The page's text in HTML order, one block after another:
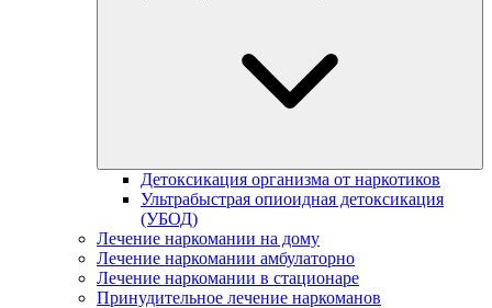
Детоксикация организма от наркотиков
Ультрабыстрая опиоидная детоксикация
(УБОД)
Лечение наркомании на дому
Лечение наркомании амбулаторно
Лечение наркомании в стационаре
Принудительное лечение наркоманов